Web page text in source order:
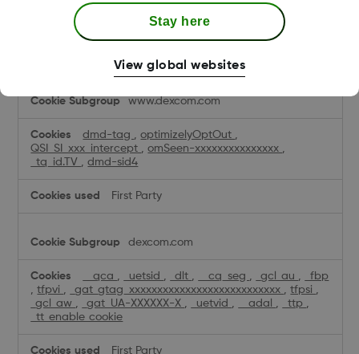
dw_dnt,dwac_XXXXX,
dwanonymous_xxxxxxxx,dwsid
www.dexcom.com
dmd-tag ,optimizelyOptOut
QSI_SI_xxx_intercept
,omSeen-xxxxxxxxxxxxxxx
_tq_id.TV
,dmd-sid4
First Party
dexcom.com
__qca _uetsid _dlt __cq_seg _gcl_au
_fbp
,tfpvi _gat_gtag_xxxxxxxxxxxxxxxxxxxxxxxxxxx ,tfpsi
_gcl_aw
_gat_UA-XXXXXX-X _uetvid __adal _ttp
_tt_enable_cookie
First Party
Stay here
View global websites